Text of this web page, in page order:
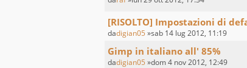
[RISOLTO] Impostazioni di
dadigian05 »sab 14 lug 2012, 11:19
Gimp in italiano all' 85%
dadigian05 »dom 4 nov 2012, 12:49